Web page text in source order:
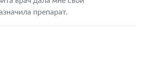
препарат.